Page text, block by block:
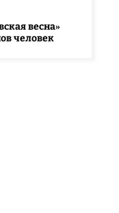
весна»
человек